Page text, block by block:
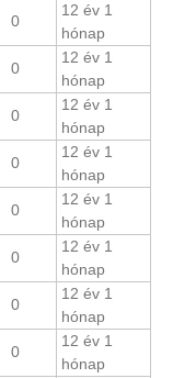
0
12 év 1
hónap
0
12 év 1
hónap
0
12 év 1
hónap
0
12 év 1
hónap
0
12 év 1
hónap
0
12 év 1
hónap
0
12 év 1
hónap
0
12 év 1
hónap